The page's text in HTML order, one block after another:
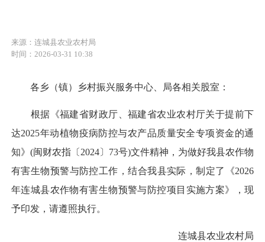
来源：连城县农业农村局
时间：2026-03-31 10:38
各乡（镇）乡村振兴服务中心、局各相关股室：
根据《福建省财政厅、福建省农业农村厅关于提前下
达2025年动植物疫病防控与农产品质量安全专项资金的通
知》(闽财农指〔2024〕73号)文件精神，为做好我县农作物
有害生物预警与防控工作，结合我县实际，制定了《2026
年连城县农作物有害生物预警与防控项目实施方案》，现
予印发，请遵照执行。
连城县农业农村局